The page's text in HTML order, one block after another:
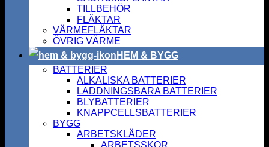
TILLBEHÖR
FLÄKTAR
VÄRMEFLÄKTAR
ÖVRIG VÄRME
HEM & BYGG
BATTERIER
ALKALISKA BATTERIER
LADDNINGSBARA BATTERIER
BLYBATTERIER
KNAPPCELLSBATTERIER
BYGG
ARBETSKLÄDER
ARBETSSKOR